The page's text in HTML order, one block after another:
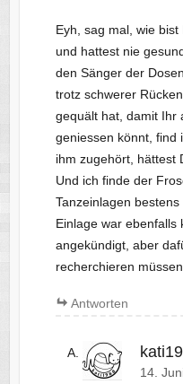
Eyh, sag mal, wie
und hattest nie
den Sänger der
trotz schwerer
gequält hat, damit Ihr
geniessen könnt, find
ihm zugehört, hättest
Und ich finde der
Tanzeinlagen
Einlage war ebenfalls
angekündigt, aber
recherchieren
Antworten
14.